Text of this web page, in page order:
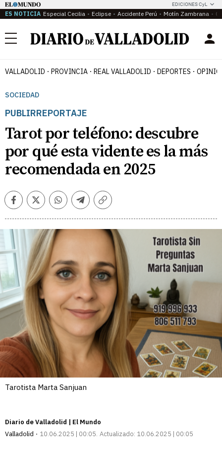
EDICIONES CyL
ES NOTICIA Especial Cecilia Eclipse Accidente Perú Motín Zambrana
Menú
VALLADOLID PROVINCIA REAL VALLADOLID DEPORTES
SOCIEDAD
PUBLIRREPORTAJE
Tarot por teléfono: descubre
por qué esta vidente es la más
recomendada en 2025
FacebookTwitterWhatsappTelegramCopiar
Tarotista Marta Sanjuan
Diario de Valladolid | El Mundo
Valladolid
10.06.2025 | 00:05 Actualizado: 10.06.2025 | 00:05